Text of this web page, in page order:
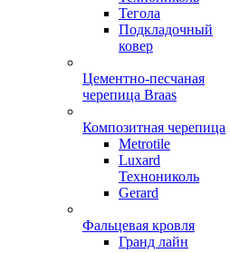
Тегола
Подкладочный
ковер
Цементно-песчаная
черепица Braas
Композитная черепица
Metrotile
Luxard
Технониколь
Gerard
Фальцевая кровля
Гранд лайн